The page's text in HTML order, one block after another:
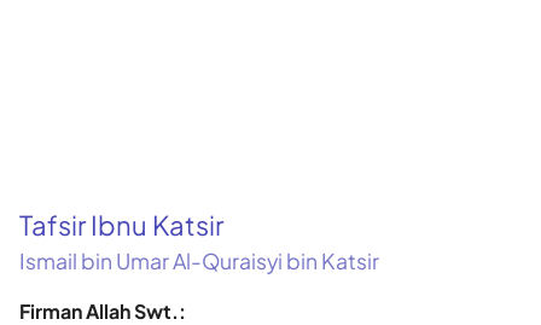
Tafsir Ibnu Katsir
Ismail bin Umar Al-Quraisyi bin Katsir
Firman Allah Swt.: